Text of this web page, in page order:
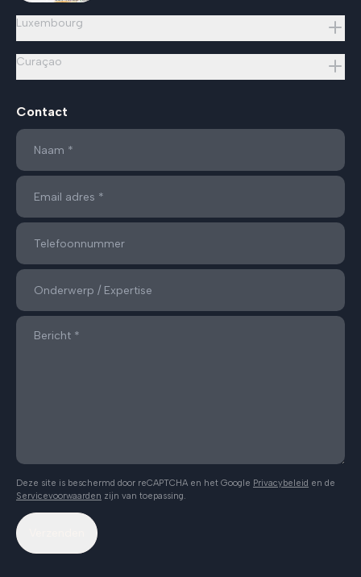
Luxembourg
Curaçao
Contact
Deze site is beschermd door reCAPTCHA en het Google Privacybeleid en de
Servicevoorwaarden zijn van toepassing.